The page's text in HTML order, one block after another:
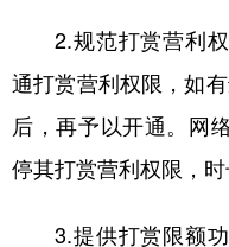
北京 天津
辽宁 吉林
2.规范打赏营利权
通打赏营利权限，如
后，再予以开通。网
停其打赏营利权限，时
3.提供打赏限额功